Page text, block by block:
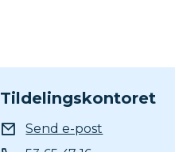
Tildelingskontoret
E-postSend e-post